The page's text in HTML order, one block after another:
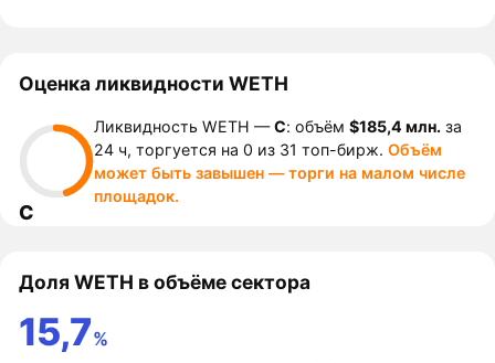
Оценка ликвидности WETH
C
Ликвидность WETH —C: объём$185,4 млн. за
24 ч, торгуется на 0 из 31 топ-бирж.Объём
может быть завышен — торги на малом числе
площадок.
Доля WETH в объёме сектора
15,7%